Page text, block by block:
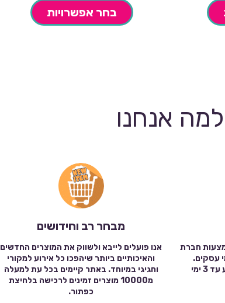
בחר אפשרויות
למה אנחנו
חברת
בית הלקוח תוך 5 ימי עסקים.
במרבית המקרים המשלוח מגיע עד 3 ימי
מבחר רב וחידושים
אנו פועלים לייבא ולשווק את המוצרים החדשים
והאיכותיים ביותר שיהפכו כל אירוע למקורי
וחגיגי במיוחד. באתר קיימים בכל עת למעלה
מ10000 מוצרים זמינים לרכישה בלחיצת
כפתור.